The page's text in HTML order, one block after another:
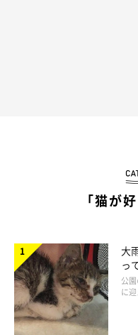
「猫が
大
っ
と
公
に